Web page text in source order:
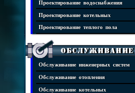
Проектирование водоснабжения
Проектирование котельных
Проектирование теплого пола
Обслуживание
Обслуживание инженерных систем
Обслуживание отопления
Обслуживание котельных